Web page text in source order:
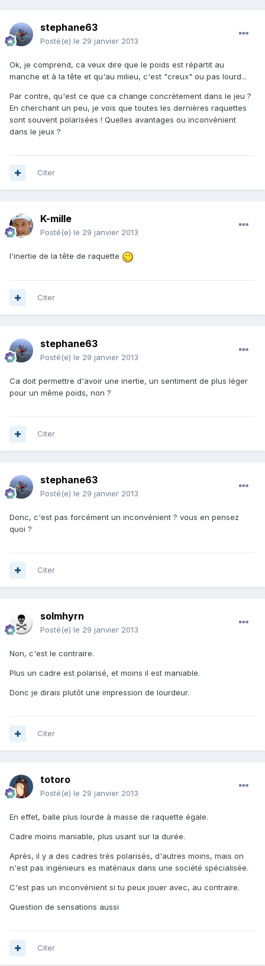
stephane63
Posté(e) le 29 janvier 2013
Ok, je comprend, ca veux dire que le poids est répartit au
manche et à la tête et qu'au milieu, c'est "creux" ou pas lourd...
Par contre, qu'est ce que ca change concrètement dans le jeu ?
En cherchant un peu, je vois que toutes les dernières raquettes
sont souvent polarisées ! Quelles avantages ou inconvénient
dans le jeux ?
Citer
K-mille
Posté(e) le 29 janvier 2013
l'inertie de la tête de raquette
Citer
stephane63
Posté(e) le 29 janvier 2013
Ca doit permettre d'avoir une inertie, un sentiment de plus léger
pour un même poids, non ?
Citer
stephane63
Posté(e) le 29 janvier 2013
Donc, c'est pas forcément un inconvénient ? vous en pensez
quoi ?
Citer
solmhyrn
Posté(e) le 29 janvier 2013
Non, c'est le contraire.
Plus un cadre est polarisé, et moins il est maniable.
Donc je dirais plutôt une impression de lourdeur.
Citer
totoro
Posté(e) le 29 janvier 2013
En effet, balle plus lourde à masse de raquette égale.
Cadre moins maniable, plus usant sur la durée.
Après, il y a des cadres très polarisés, d'autres moins, mais on
n'est pas ingénieurs es matériaux dans une société spécialisée.
C'est pas un inconvénient si tu peux jouer avec, au contraire.
Question de sensations aussi
Citer